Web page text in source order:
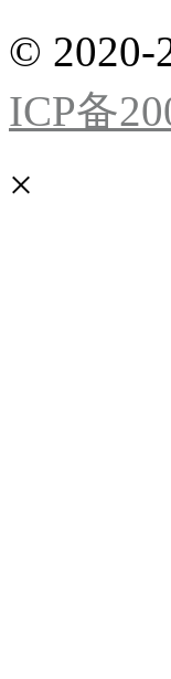
© 2020-
ICP备
×